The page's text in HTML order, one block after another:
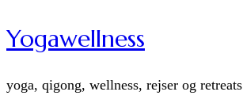
Yogawellness
yoga, qigong, wellness, rejser og retreats